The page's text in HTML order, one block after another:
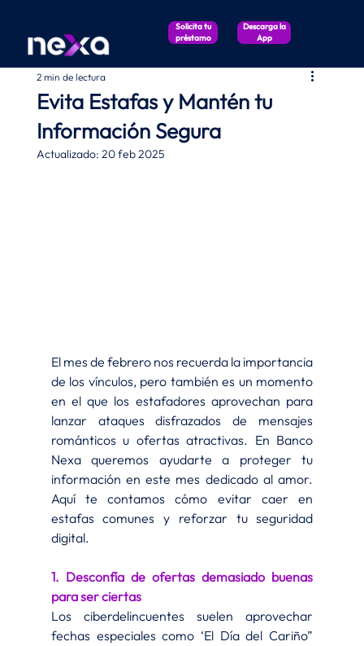
Solicita tu
préstamo
Descarga la
App
Evita Estafas y Mantén tu
Información Segura
2 min de lectura
Actualizado: 20 feb 2025
El mes de febrero nos recuerda la importancia
de los vínculos, pero también es un momento
en el que los estafadores aprovechan para
lanzar ataques disfrazados de mensajes
románticos u ofertas atractivas. En Banco
Nexa queremos ayudarte a proteger tu
información en este mes dedicado al amor.
Aquí te contamos cómo evitar caer en
estafas comunes y reforzar tu seguridad
digital.
1. Desconfía de ofertas demasiado buenas
para ser ciertas
Los ciberdelincuentes suelen aprovechar
fechas especiales como ‘El Día del Cariño”